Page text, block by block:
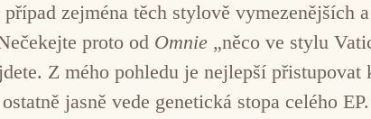
zejména těch stylově vymezenějších
proto od Omnie „něco ve stylu
Z mého pohledu je nejlepší přistupovat
jasně vede genetická stopa celého